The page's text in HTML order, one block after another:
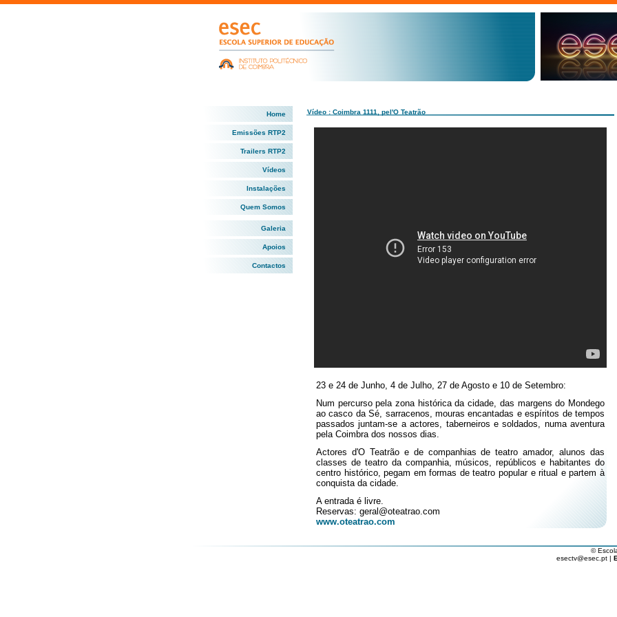
Home
Emissões RTP2
Trailers RTP2
Vídeos
Instalações
Quem Somos
Galeria
Apoios
Contactos
Vídeo : Coimbra 1111, pel'O Teatrão
23 e 24 de Junho, 4 de Julho, 27 de Agosto e 10 de Setembro:
Num percurso pela zona histórica da cidade, das margens do Mondego
ao casco da Sé, sarracenos, mouras encantadas e espíritos de tempos
passados juntam-se a actores, taberneiros e soldados, numa aventura
pela Coimbra dos nossos dias.
Actores d'O Teatrão e de companhias de teatro amador, alunos das
classes de teatro da companhia, músicos, repúblicos e habitantes do
centro histórico, pegam em formas de teatro popular e ritual e partem à
conquista da cidade.
A entrada é livre.
Reservas: geral@oteatrao.com
www.oteatrao.com
©
esectv@esec.pt |